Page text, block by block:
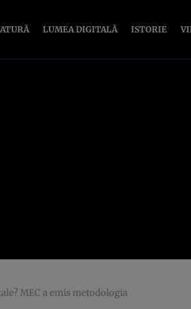
LUMEA DIGITALĂ ISTORIE
MEC a emis metodologia